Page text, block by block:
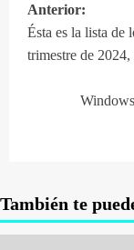
de
Anterior:
Ésta es la lista de
trimestre de 2024,
También te